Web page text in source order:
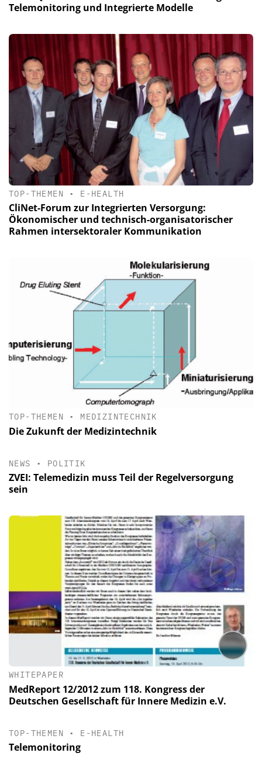
Telemonitoring und Integrierte Modelle
TOP-THEMEN • E-HEALTH
CliNet-Forum zur Integrierten Versorgung:
Ökonomischer und technisch-organisatorischer
Rahmen intersektoraler Kommunikation
TOP-THEMEN • MEDIZINTECHNIK
Die Zukunft der Medizintechnik
NEWS • POLITIK
ZVEI: Telemedizin muss Teil der Regelversorgung
sein
WHITEPAPER
MedReport 12/2012 zum 118. Kongress der
Deutschen Gesellschaft für Innere Medizin e.V.
TOP-THEMEN • E-HEALTH
Telemonitoring